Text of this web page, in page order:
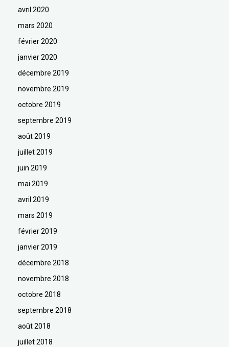
avril 2020
mars 2020
février 2020
janvier 2020
décembre 2019
novembre 2019
octobre 2019
septembre 2019
août 2019
juillet 2019
juin 2019
mai 2019
avril 2019
mars 2019
février 2019
janvier 2019
décembre 2018
novembre 2018
octobre 2018
septembre 2018
août 2018
juillet 2018